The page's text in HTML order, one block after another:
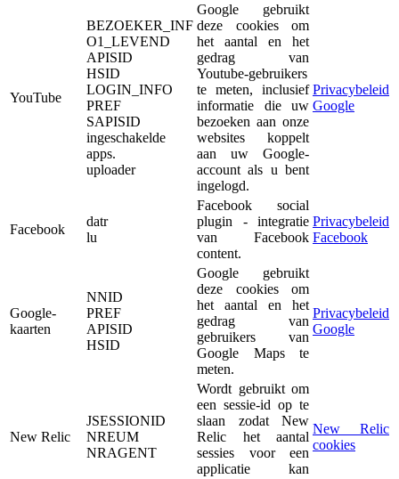
YouTube
BEZOEKER_INF
O1_LEVEND
APISID
HSID
LOGIN_INFO
PREF
SAPISID
ingeschakelde
apps.
uploader
Google gebruikt
deze cookies om
het aantal en het
gedrag van
Youtube-gebruikers
te meten, inclusief
informatie die uw
bezoeken aan onze
websites koppelt
aan uw Google-
account als u bent
ingelogd.
Privacybeleid
Google
Facebook
datr
lu
Facebook social
plugin - integratie
van Facebook
content.
Privacybeleid
Facebook
Google-
kaarten
NNID
PREF
APISID
HSID
Google gebruikt
deze cookies om
het aantal en het
gedrag van
gebruikers van
Google Maps te
meten.
Privacybeleid
Google
New Relic
JSESSIONID
NREUM
NRAGENT
Wordt gebruikt om
een sessie-id op te
slaan zodat New
Relic het aantal
sessies voor een
applicatie kan
New Relic
cookies